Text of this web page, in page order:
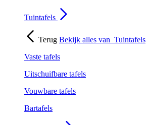
Tuintafels
Terug Bekijk alles van Tuintafels
Vaste tafels
Uitschuifbare tafels
Vouwbare tafels
Bartafels